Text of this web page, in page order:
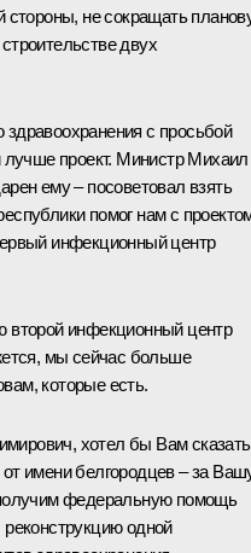
стороны, не сокращать
двух
с просьбой
лучше проект. Министр Михаил
ему – посоветовал взять
помог нам с
инфекционный центр
второй инфекционный центр
мы сейчас больше
которые есть.
хотел бы Вам сказать
имени белгородцев – за
федеральную помощь
одной